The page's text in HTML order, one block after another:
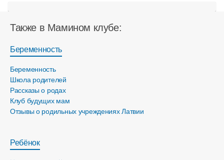
Также в Мамином клубе:
Беременность
Беременность
Школа родителей
Рассказы о родах
Клуб будущих мам
Отзывы о родильных учреждениях Латвии
Ребёнок